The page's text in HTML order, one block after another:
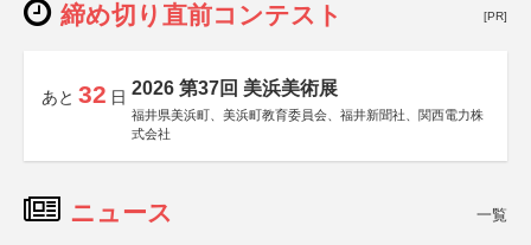
締め切り直前コンテスト [PR]
あと 32 日 2026 第37回 美浜美術展
福井県美浜町、美浜町教育委員会、福井新聞社、関西電力株
式会社
ニュース 一覧